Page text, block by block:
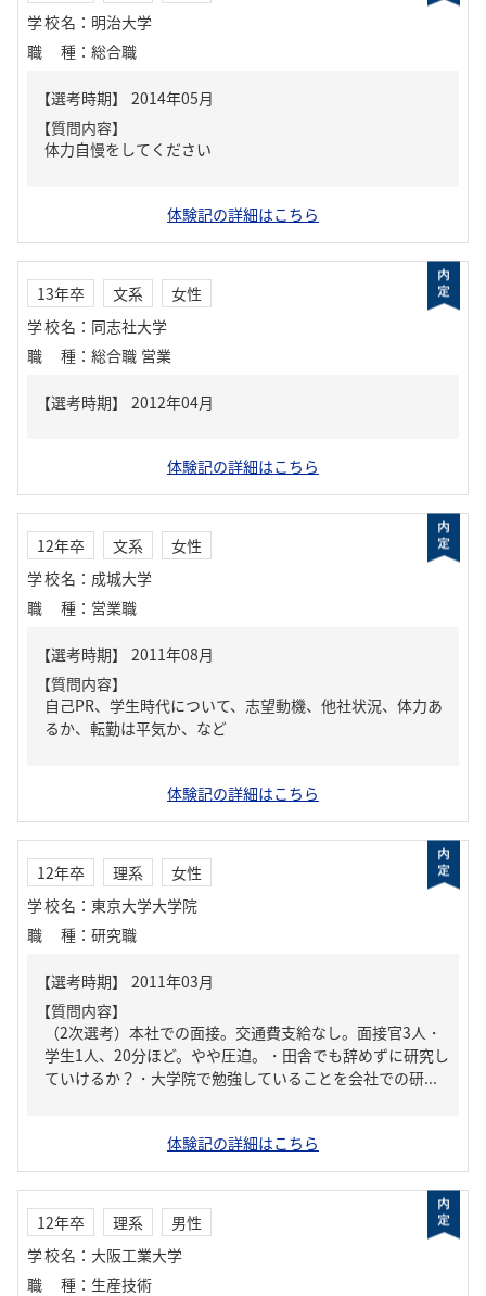
学校名 ： 明治大学
職種 ： 総合職
【質問内容】
体力自慢をしてください
体験記の詳細はこちら
13年卒 文系
女性
学校名 ： 同志社大学
職種 ： 総合職 営業
体験記の詳細はこちら
12年卒 文系
女性
学校名 ： 成城大学
職種 ： 営業職
【質問内容】
自己PR、学生時代について、志望動機、他社状況、体力あ
るか、転勤は平気か、など
体験記の詳細はこちら
12年卒 理系
女性
学校名 ： 東京大学大学院
職種 ： 研究職
【質問内容】
（2次選考）本社での面接。交通費支給なし。面接官3人・
学生1人、20分ほど。やや圧迫。・田舎でも辞めずに研究し
ていけるか？・大学院で勉強していることを会社での研...
体験記の詳細はこちら
12年卒 理系
男性
学校名 ： 大阪工業大学
職種 ： 生産技術